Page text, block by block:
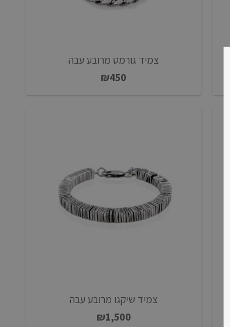
צמיד גורמט מרובע עבה
₪450
צמיד שיקגו מרובע עבה
₪1,500